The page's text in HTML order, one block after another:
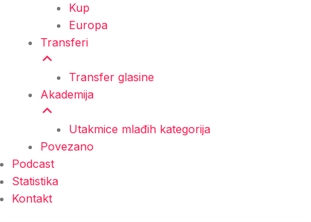
Kup
Europa
Transferi
Transfer glasine
Akademija
Utakmice mlađih kategorija
Povezano
Podcast
Statistika
Kontakt